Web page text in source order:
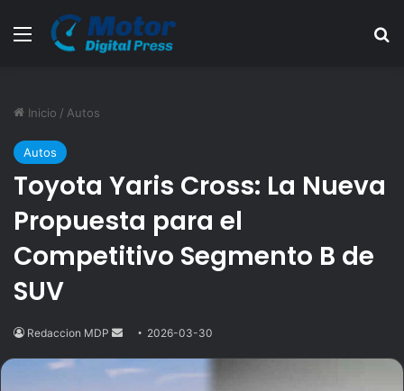
Menú
Inicio / Autos
Autos
Toyota Yaris Cross: La Nueva
Propuesta para el
Competitivo Segmento B de
SUV
Redaccion MDP
Send
email
2026-03-30